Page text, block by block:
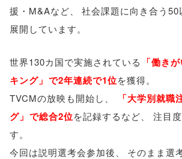
援・M&Aなど、
社会課題に向き合う
展開しています。
世界130カ国で実施されている 「働き
キング」 で2年連続で1位を獲得。
TVCMの放映も開始し
「大学別就職
グ」 で総合2位を記録するなど
注目
す。
今回は説明選考会参加後
そのまま選